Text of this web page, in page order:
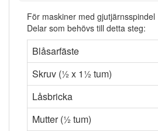
För maskiner med gjutjärnsspindel
Delar som behövs till detta steg:
Blåsarfäste
Skruv (½ x 1½ tum)
Låsbricka
Mutter (½ tum)